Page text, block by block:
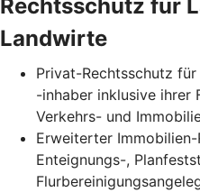
Rechtsschutz für
Landwirte
Privat-Rechtsschutz
-inhaber inklusive ihrer
Verkehrs- und
Erweiterter
Enteignungs-,